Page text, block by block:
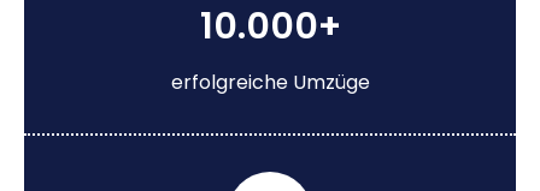
10.000+
erfolgreiche Umzüge